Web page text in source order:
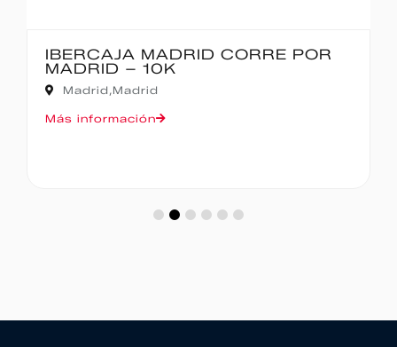
IBERCAJA MADRID CORRE POR
MADRID – 10K
Madrid,Madrid
Más información